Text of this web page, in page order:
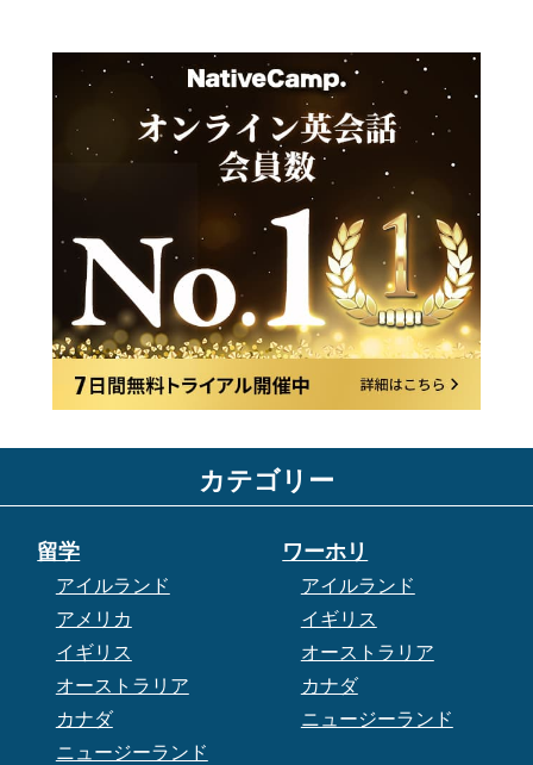
カテゴリー
留学
アイルランド
アメリカ
イギリス
オーストラリア
カナダ
ニュージーランド
ワーホリ
アイルランド
イギリス
オーストラリア
カナダ
ニュージーランド